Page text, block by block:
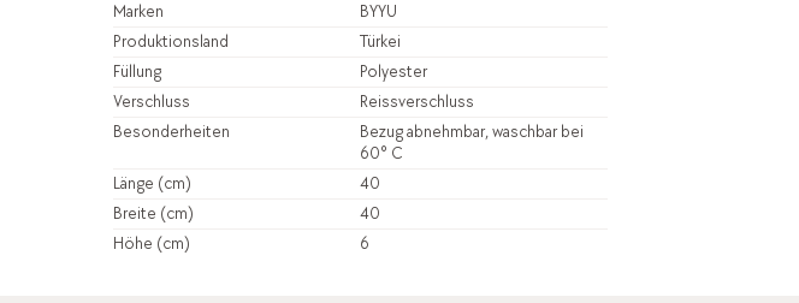
Marken
BYYU
Produktionsland
Türkei
Füllung
Polyester
Verschluss
Reissverschluss
Besonderheiten
Bezug abnehmbar, waschbar bei
60° C
Länge (cm)
40
Breite (cm)
40
Höhe (cm)
6